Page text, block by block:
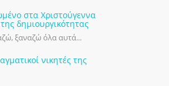
στα Χριστούγεννα
δημιουργικότητας
ξαναζώ όλα αυτά...
νικητές της